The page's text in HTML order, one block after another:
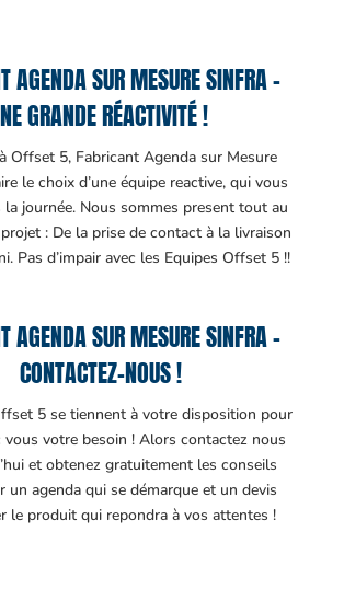
AGENDA SUR MESURE SINFRA –
GRANDE RÉACTIVITÉ !
Offset 5, Fabricant Agenda sur Mesure
le choix d’une équipe reactive, qui vous
la journée. Nous sommes present tout au
: De la prise de contact à la livraison
Pas d’impair avec les Equipes Offset 5 !!
AGENDA SUR MESURE SINFRA –
CONTACTEZ-NOUS !
5 se tiennent à votre disposition pour
vous votre besoin ! Alors contactez nous
et obtenez gratuitement les conseils
un agenda qui se démarque et un devis
le produit qui repondra à vos attentes !